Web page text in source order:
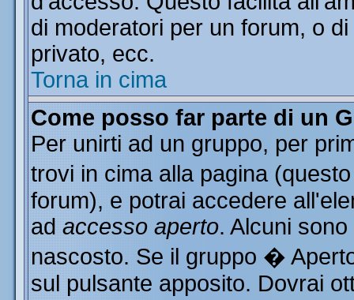
di moderatori per un forum, o
privato, ecc.
Torna in cima
Come posso far parte di un
Per unirti ad un gruppo, per
trovi in cima alla pagina
forum), e potrai accedere
ad accesso aperto. Alcuni
nascosto. Se il gruppo �
sul pulsante apposito. Dovrai